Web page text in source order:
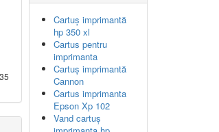
Cartuș imprimantă
hp 350 xl
Cartus pentru
imprimanta
Cartuș imprimantă
Cannon
Cartus imprimanta
Epson Xp 102
Vand cartuș